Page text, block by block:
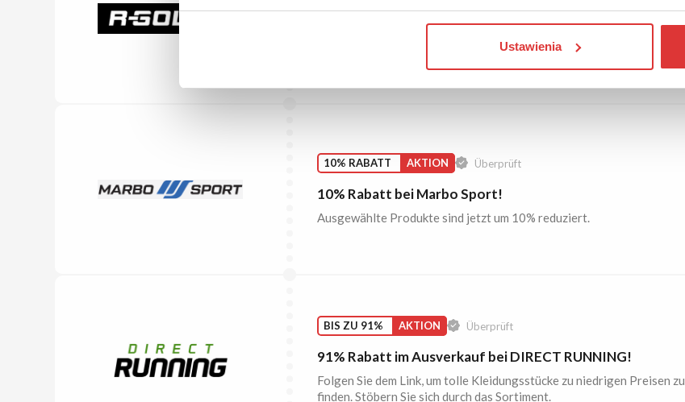
Ustawienia
Versandkostenfrei einkaufen bei R-GOL!
Ab 119€ Warenwert ist der Versand aus diesem Onlineshop gratis.
10% RABATT AKTION Überprüft
10% Rabatt bei Marbo Sport!
Ausgewählte Produkte sind jetzt um 10% reduziert.
BIS ZU 91% AKTION Überprüft
91% Rabatt im Ausverkauf bei DIRECT RUNNING!
Folgen Sie dem Link, um tolle Kleidungsstücke zu niedrigen Preisen zu
finden. Stöbern Sie sich durch das Sortiment.